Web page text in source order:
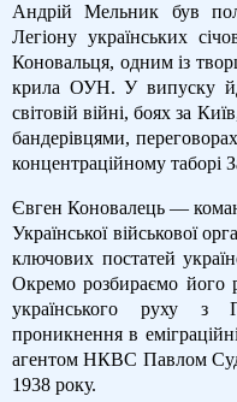
Андрій Мельник був
Легіону українських
Коновальця, одним із
крила ОУН. У випуску
світовій війні, боях за
бандерівцями,
концентраційному таборі
Євген Коновалець —
Української військової
ключових постатей
Окремо розбираємо його
українського руху
проникнення в
агентом НКВС Павлом
1938 року.